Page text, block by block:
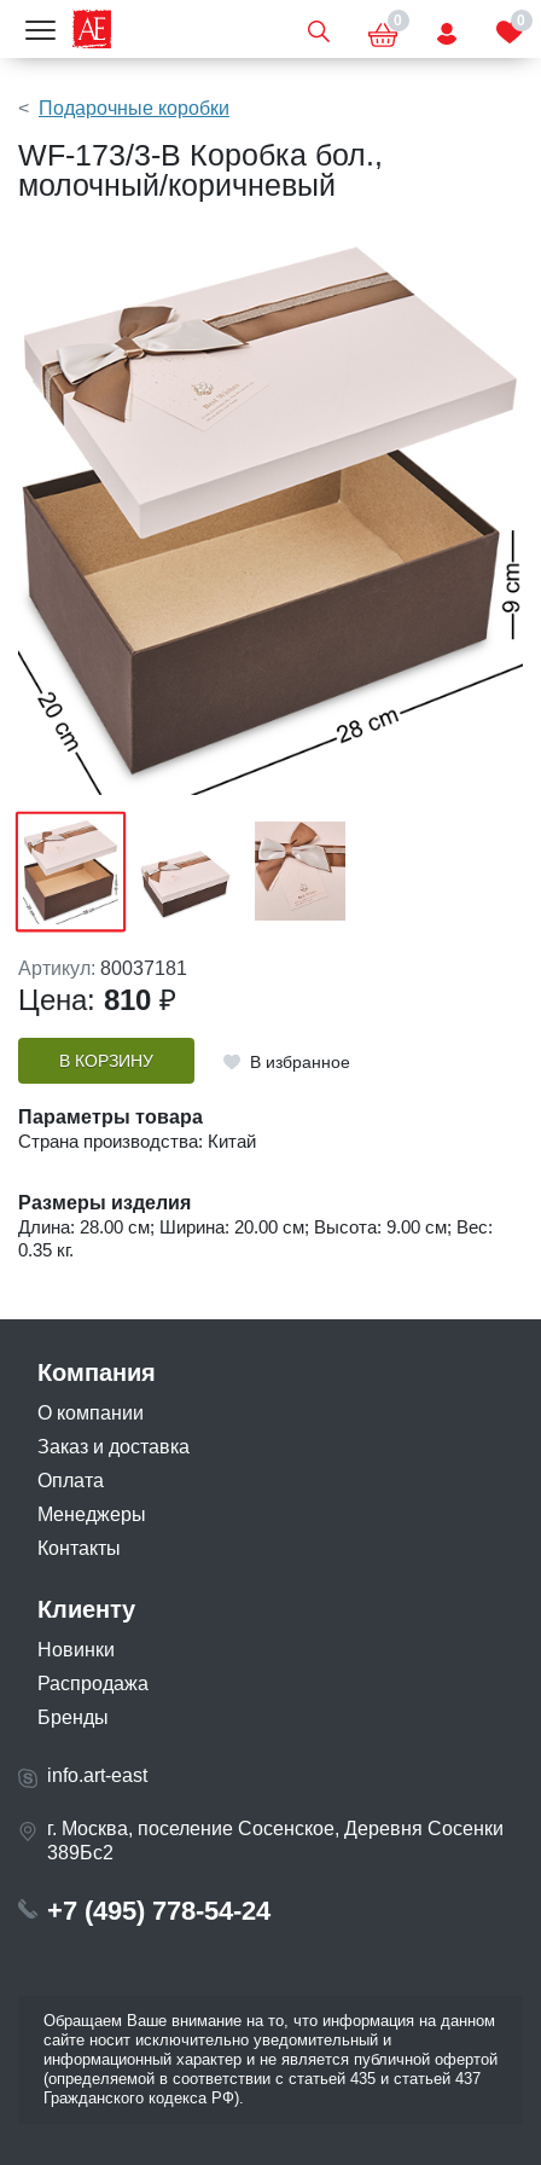
Показать меню 0 0
Подарочные коробки
WF-173/3-B Коробка бол.,
молочный/коричневый
Артикул: 80037181
Цена: 810 ₽
В КОРЗИНУ В избранное
Параметры товара
Страна производства: Китай
Размеры изделия
Длина: 28.00 см; Ширина: 20.00 см; Высота: 9.00 см; Вес:
0.35 кг.
Компания
О компании
Заказ и доставка
Оплата
Менеджеры
Контакты
Клиенту
Новинки
Распродажа
Бренды
info.art-east
г. Москва, поселение Сосенское, Деревня Сосенки
389Бс2
+7 (495) 778-54-24
Обращаем Ваше внимание на то, что информация на данном
сайте носит исключительно уведомительный и
информационный характер и не является публичной офертой
(определяемой в соответствии с статьей 435 и статьей 437
Гражданского кодекса РФ).